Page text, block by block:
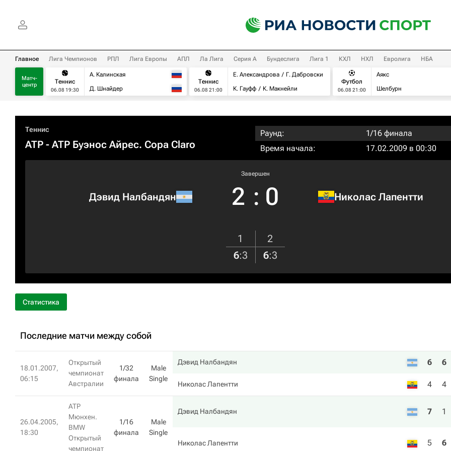
Главное Лига Чемпионов РПЛ Лига Европы АПЛ Ла Лига Серия А Бундеслига Лига 1 КХЛ НХЛ Евролига НБА
Матч-
центр
Теннис
06.08 19:30
А. Калинская
Д. Шнайдер
Теннис
06.08 21:00
Е. Александрова
Г. Дабровски
К. Гауфф
К. Макнейли
Футбол
06.08 21:00
Аякс
Шелбурн
Теннис
ATP - ATP Буэнос Айрес. Copa Claro
Раунд:
1/16 финала
Время начала:
17.02.2009 в 00:30
Дэвид Налбандян
Завершен
2 : 0 Николас Лапентти
1
2
6:3 6:3
Статистика
Последние матчи между собой
18.01.2007,
06:15
Открытый
чемпионат
Австралии
1/32
финала
Male
Single
Дэвид Налбандян 6 6
Николас Лапентти 4 4
26.04.2005,
18:30
ATP
Мюнхен.
BMW
Открытый
чемпионат
1/16
финала
Male
Single
Дэвид Налбандян 7 1
Николас Лапентти 5 6